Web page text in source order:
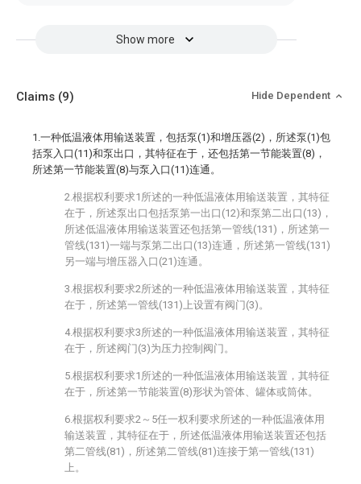
Show more
Claims (9) Hide Dependent
1.一种低温液体用输送装置，包括泵(1)和增压器(2)，所述泵(1)包
括泵入口(11)和泵出口，其特征在于，还包括第一节能装置(8)，
所述第一节能装置(8)与泵入口(11)连通。
2.根据权利要求1所述的一种低温液体用输送装置，其特征
在于，所述泵出口包括泵第一出口(12)和泵第二出口(13)，
所述低温液体用输送装置还包括第一管线(131)，所述第一
管线(131)一端与泵第二出口(13)连通，所述第一管线(131)
另一端与增压器入口(21)连通。
3.根据权利要求2所述的一种低温液体用输送装置，其特征
在于，所述第一管线(131)上设置有阀门(3)。
4.根据权利要求3所述的一种低温液体用输送装置，其特征
在于，所述阀门(3)为压力控制阀门。
5.根据权利要求1所述的一种低温液体用输送装置，其特征
在于，所述第一节能装置(8)形状为管体、罐体或筒体。
6.根据权利要求2～5任一权利要求所述的一种低温液体用
输送装置，其特征在于，所述低温液体用输送装置还包括
第二管线(81)，所述第二管线(81)连接于第一管线(131)
上。